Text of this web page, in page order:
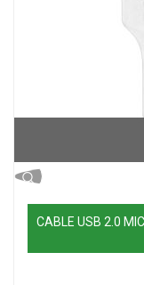
CABLE USB 2.0